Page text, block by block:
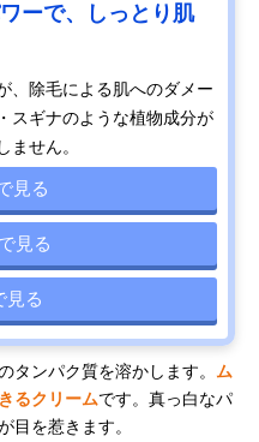
ーで、しっとり肌
、除毛による肌へのダメー
スギナのような植物成分が
ません。
見る
見る
見る
タンパク質を溶かします。 ム
るクリームです。真っ白なパ
目を惹きます。